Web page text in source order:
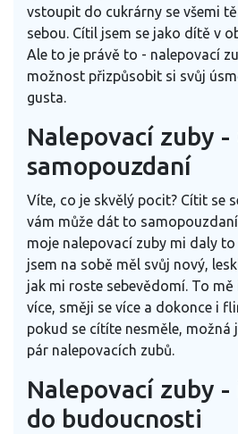
vstoupit do cukrárny se všemi
sebou. Cítil jsem se jako dítě v
Ale to je právě to - nalepovací
možnost přizpůsobit si svůj
gusta.
Nalepovací zuby -
samopouzdaní
Víte, co je skvělý pocit? Cítit se
vám může dát to
moje nalepovací zuby mi daly
jsem na sobě měl svůj nový,
jak mi roste sebevědomí. To
více, směji se více a dokonce i
pokud se cítíte nesměle, možná
pár nalepovacích zubů.
Nalepovací zuby
do budoucnosti